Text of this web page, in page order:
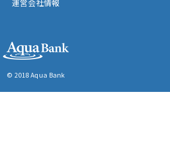
運営会社情報
© 2018 Aqua Bank